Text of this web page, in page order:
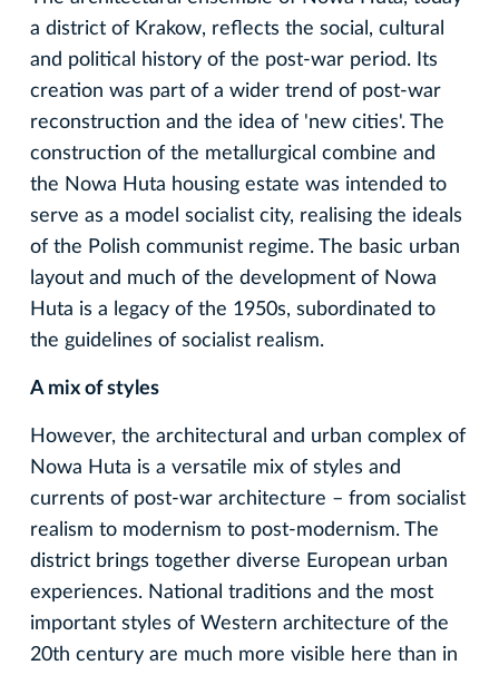
a district of Krakow, reflects the social, cultural
and political history of the post-war period. Its
creation was part of a wider trend of post-war
reconstruction and the idea of 'new cities'. The
construction of the metallurgical combine and
the Nowa Huta housing estate was intended to
serve as a model socialist city, realising the ideals
of the Polish communist regime. The basic urban
layout and much of the development of Nowa
Huta is a legacy of the 1950s, subordinated to
the guidelines of socialist realism.
A mix of styles
However, the architectural and urban complex of
Nowa Huta is a versatile mix of styles and
currents of post-war architecture – from socialist
realism to modernism to post-modernism. The
district brings together diverse European urban
experiences. National traditions and the most
important styles of Western architecture of the
20th century are much more visible here than in